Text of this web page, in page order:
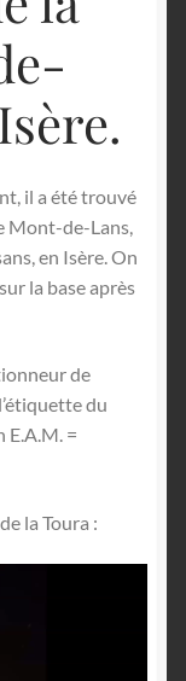
il a été trouvé
Mont-de-Lans,
en Isère. On
la base après
de
du
=
la Toura :